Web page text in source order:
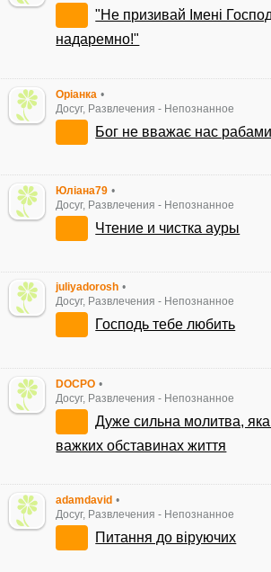
"Не призивай Імені
надаремно!"
Оріанка •
Досуг, Развлечения - Непознанное
Бог не вважає нас
Юліана79 •
Досуг, Развлечения - Непознанное
Чтение и чистка ауры
juliyadorosh •
Досуг, Развлечения - Непознанное
Господь тебе любить
DOCPO •
Досуг, Развлечения - Непознанное
Дуже сильна молитва,
важких обставинах життя
adamdavid •
Досуг, Развлечения - Непознанное
Питання до віруючих